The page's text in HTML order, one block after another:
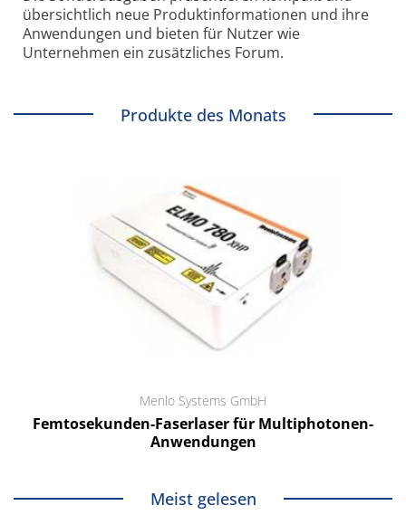
übersichtlich neue Produkt­informationen und ihre
Anwendungen und bieten für Nutzer wie
Unternehmen ein zusätzliches Forum.
Produkte des Monats
Menlo Systems GmbH
Femtosekunden-Faserlaser für Multiphotonen-
Anwendungen
Meist gelesen